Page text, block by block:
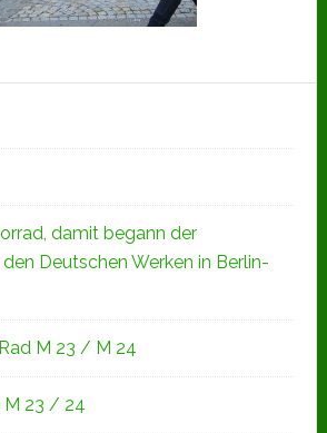
damit begann der
Deutschen Werken in Berlin-
M 23 / M 24
M 23 / 24